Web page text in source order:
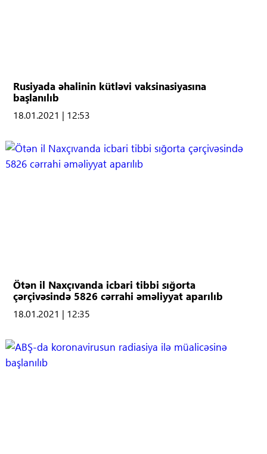
Rusiyada əhalinin kütləvi vaksinasiyasına
başlanılıb
18.01.2021 | 12:53
Ötən il Naxçıvanda icbari tibbi sığorta
çərçivəsində 5826 cərrahi əməliyyat aparılıb
18.01.2021 | 12:35